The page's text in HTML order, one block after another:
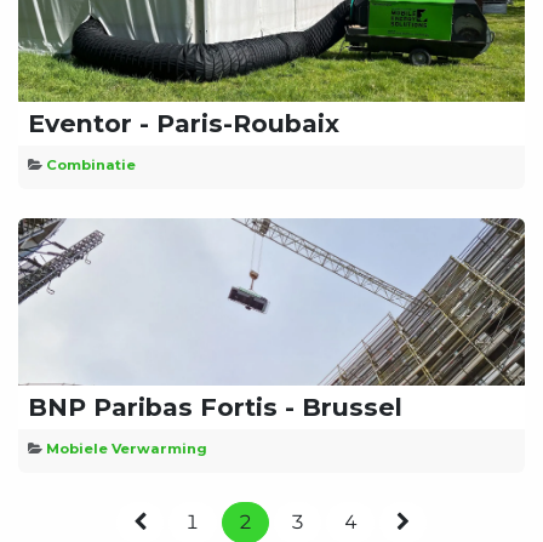
Eventor - Paris-Roubaix
Combinatie
BNP Paribas Fortis - Brussel
Mobiele Verwarming
1 2 3 4